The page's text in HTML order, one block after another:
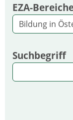
EZA-
Suchbegriff